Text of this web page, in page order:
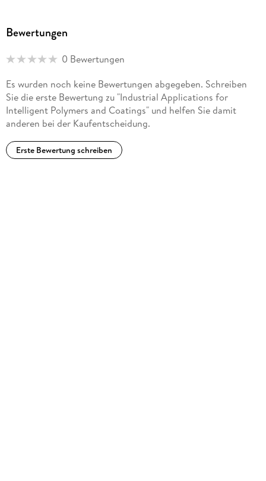
Bewertungen
0 Bewertungen
Es wurden noch keine Bewertungen abgegeben. Schreiben
Sie die erste Bewertung zu "Industrial Applications for
Intelligent Polymers and Coatings" und helfen Sie damit
anderen bei der Kaufentscheidung.
Erste Bewertung schreiben